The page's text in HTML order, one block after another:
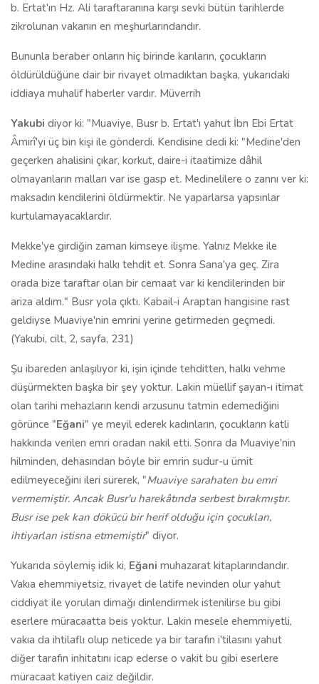
b. Ertat'ın Hz. Ali taraftaranına karşı sevki bütün tarihlerde
zikrolunan vakanın en meşhurlarındandır.
Bununla beraber onların hiç birinde karıların, çocukların
öldürüldüğüne dair bir rivayet olmadıktan başka, yukarıdaki
iddiaya muhalif haberler vardır. Müverrih
Yakubi diyor ki: "Muaviye, Busr b. Ertat'ı yahut İbn Ebi Ertat
Âmirî'yi üç bin kişi ile gönderdi. Kendisine dedi ki: "Medine'den
geçerken ahalisini çıkar, korkut, daire-i itaatimize dâhil
olmayanların malları var ise gasp et. Medinelilere o zannı ver ki:
maksadın kendilerini öldürmektir. Ne yaparlarsa yapsınlar
kurtulamayacaklardır.
Mekke'ye girdiğin zaman kimseye ilişme. Yalnız Mekke ile
Medine arasındaki halkı tehdit et. Sonra Sana'ya geç. Zira
orada bize taraftar olan bir cemaat var ki kendilerinden bir
ariza aldım." Busr yola çıktı. Kabail-i Araptan hangisine rast
geldiyse Muaviye'nin emrini yerine getirmeden geçmedi.
(Yakubi, cilt, 2, sayfa, 231)
Şu ibareden anlaşılıyor ki, işin içinde tehditten, halkı vehme
düşürmekten başka bir şey yoktur. Lakin müellif şayan-ı itimat
olan tarihi mehazların kendi arzusunu tatmin edemediğini
görünce "Eğani" ye meyil ederek kadınların, çocukların katli
hakkında verilen emri oradan nakil etti. Sonra da Muaviye'nin
hilminden, dehasından böyle bir emrin sudur-u ümit
edilmeyeceğini ileri sürerek, "Muaviye sarahaten bu emri
vermemiştir. Ancak Busr'u harekâtında serbest bırakmıştır.
Busr ise pek kan dökücü bir herif olduğu için çocukları,
ihtiyarları istisna etmemiştir" diyor.
Yukarıda söylemiş idik ki, Eğani muhazarat kitaplarındandır.
Vakıa ehemmiyetsiz, rivayet de latife nevinden olur yahut
ciddiyat ile yorulan dimağı dinlendirmek istenilirse bu gibi
eserlere müracaatta beis yoktur. Lakin mesele ehemmiyetli,
vakıa da ihtilaflı olup neticede ya bir tarafın i'tilasını yahut
diğer tarafın inhitatını icap ederse o vakit bu gibi eserlere
müracaat katiyen caiz değildir.